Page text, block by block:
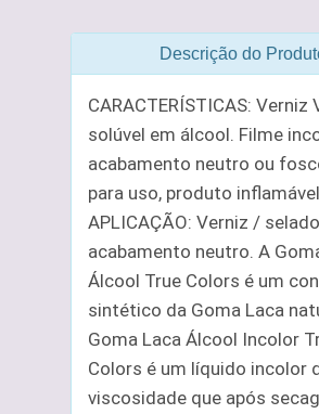
Descrição do
CARACTERÍSTICAS: Verniz
solúvel em álcool. Filme
acabamento neutro ou
para uso, produto
APLICAÇÃO: Verniz /
acabamento neutro. A
Álcool True Colors é um
sintético da Goma Laca
Goma Laca Álcool Incolor
Colors é um líquido incolor
viscosidade que após